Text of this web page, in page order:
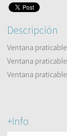
Descripción
Ventana
Ventana
Ventana
+Info